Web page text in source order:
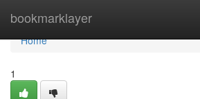
bookmarklayer
Home
Home
1